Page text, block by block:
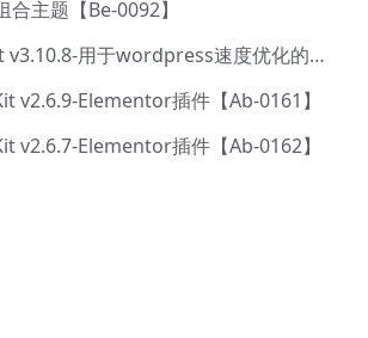
合主题【Be-0092】
WP Rocket v3.10.8-用于wordpress速度优化的缓存加速插件【Cd-0019】
v2.6.9-Elementor插件【Ab-0161】
v2.6.7-Elementor插件【Ab-0162】